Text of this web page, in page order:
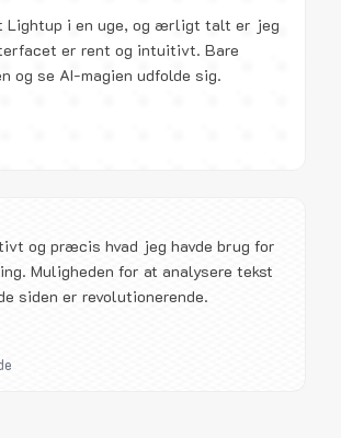
Lightup i en uge, og ærligt talt er jeg
er rent og intuitivt. Bare
og se AI-magien udfolde sig.
og præcis hvad jeg havde brug for
Muligheden for at analysere tekst
siden er revolutionerende.